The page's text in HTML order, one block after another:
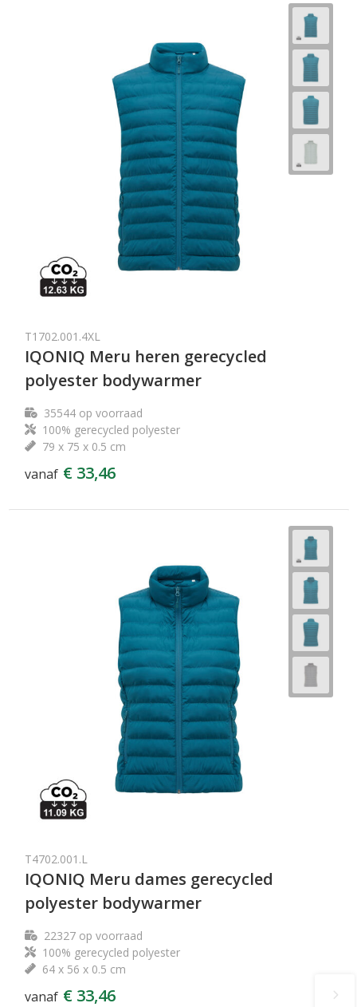
T1702.001.4XL
IQONIQ Meru heren gerecycled
polyester bodywarmer
35544op voorraad
100% gerecycled polyester
79 x 75 x 0.5 cm
vanaf € 33,46
T4702.001.L
IQONIQ Meru dames gerecycled
polyester bodywarmer
22327op voorraad
100% gerecycled polyester
64 x 56 x 0.5 cm
vanaf € 33,46